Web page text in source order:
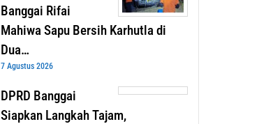
Banggai Rifai
Mahiwa Sapu Bersih Karhutla di
Dua…
7 Agustus 2026
DPRD Banggai
Siapkan Langkah Tajam,